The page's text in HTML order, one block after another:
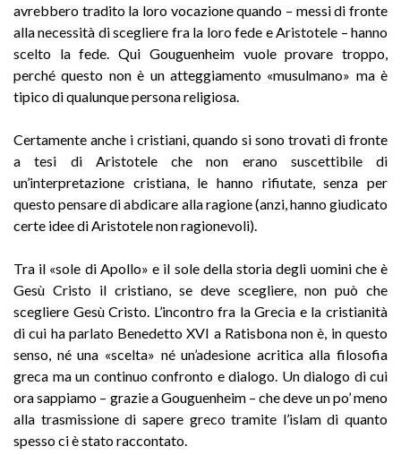
avrebbero tradito la loro vocazione quando – messi di fronte
alla necessità di scegliere fra la loro fede e Aristotele – hanno
scelto la fede. Qui Gouguenheim vuole provare troppo,
perché questo non è un atteggiamento «musulmano» ma è
tipico di qualunque persona religiosa.
Certamente anche i cristiani, quando si sono trovati di fronte
a tesi di Aristotele che non erano suscettibile di
un’interpretazione cristiana, le hanno rifiutate, senza per
questo pensare di abdicare alla ragione (anzi, hanno giudicato
certe idee di Aristotele non ragionevoli).
Tra il «sole di Apollo» e il sole della storia degli uomini che è
Gesù Cristo il cristiano, se deve scegliere, non può che
scegliere Gesù Cristo. L’incontro fra la Grecia e la cristianità
di cui ha parlato Benedetto XVI a Ratisbona non è, in questo
senso, né una «scelta» né un’adesione acritica alla filosofia
greca ma un continuo confronto e dialogo. Un dialogo di cui
ora sappiamo – grazie a Gouguenheim – che deve un po’ meno
alla trasmissione di sapere greco tramite l’islam di quanto
spesso ci è stato raccontato.